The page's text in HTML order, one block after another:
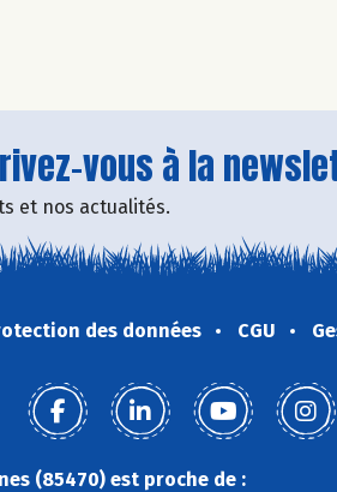
vous à la
et nos actualités.
des données CGU
(85470) est proche de :